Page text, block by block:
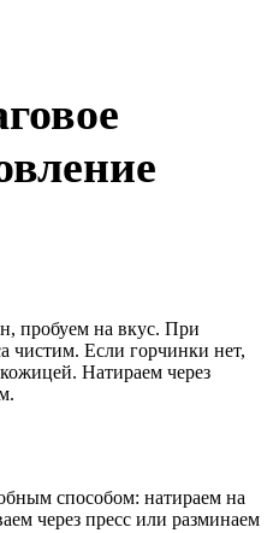
пробуем на вкус. При
чистим. Если горчинки нет,
Натираем через
способом: натираем на
через пресс или разминаем